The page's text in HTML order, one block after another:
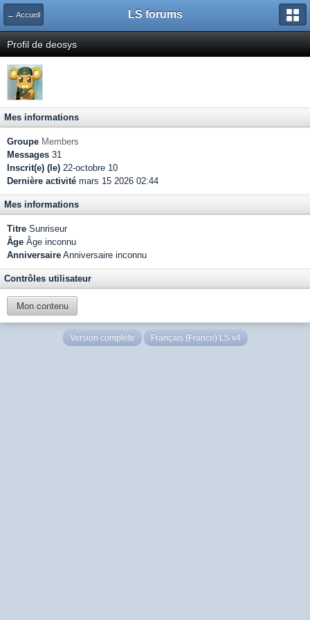
← Accueil LS forums
Profil de deosys
Mes informations
Groupe Members
Messages 31
Inscrit(e) (le) 22-octobre 10
Dernière activité mars 15 2026 02:44
Mes informations
Titre Sunriseur
Âge Âge inconnu
Anniversaire Anniversaire inconnu
Contrôles utilisateur
Mon contenu
Version complète Français (France) LS v4